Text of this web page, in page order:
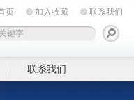
页 加入收藏 联系我们
联系我们